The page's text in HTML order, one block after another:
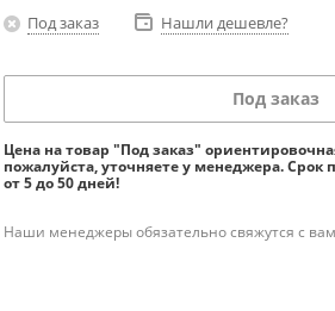
Под заказ Нашли дешевле?
Под заказ
Цена на товар "Под заказ"
пожалуйста, уточняете у менеджера. Срок
от 5 до 50 дней!
Наши менеджеры обязательно свяжутся с